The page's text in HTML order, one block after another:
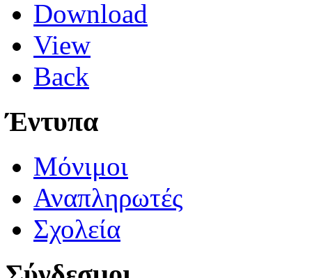
Download
View
Back
Έντυπα
Μόνιμοι
Αναπληρωτές
Σχολεία